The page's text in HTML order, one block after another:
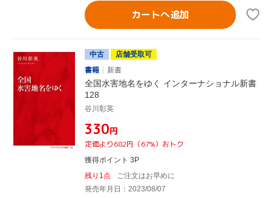
カートへ追加
中古
店舗受取可
書籍
新書
全国水害地名をゆく インターナショナル新書
128
谷川彰英
¥330円
定価より682円（67%）おトク
獲得ポイント 3P
残り1点
ご注文はお早めに
発売年月日：2023/08/07